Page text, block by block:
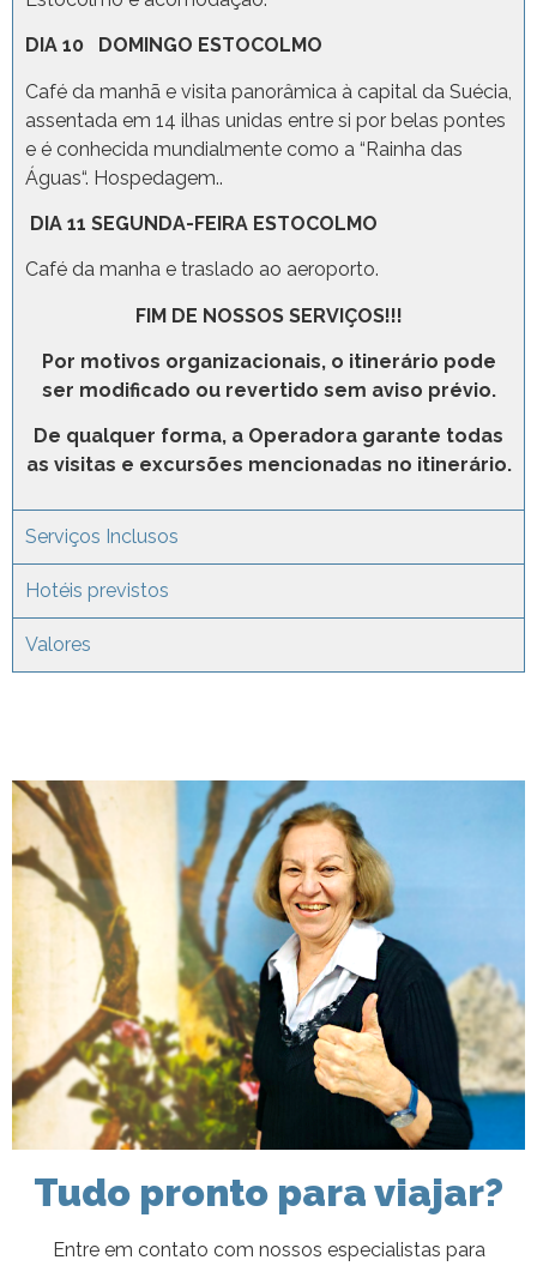
DIA 10 DOMINGO ESTOCOLMO
Café da manhã e visita panorâmica à capital da Suécia,
assentada em 14 ilhas unidas entre si por belas pontes
e é conhecida mundialmente como a “Rainha das
Águas“. Hospedagem..
DIA 11 SEGUNDA-FEIRA ESTOCOLMO
Café da manha e traslado ao aeroporto.
FIM DE NOSSOS SERVIÇOS!!!
Por motivos organizacionais, o itinerário pode
ser modificado ou revertido sem aviso prévio.
De qualquer forma, a Operadora garante todas
as visitas e excursões mencionadas no itinerário.
Serviços Inclusos
Hotéis previstos
Valores
Tudo pronto para viajar?
Entre em contato com nossos especialistas para